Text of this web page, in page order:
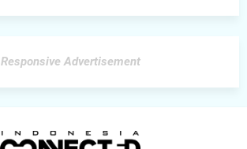
Responsive Advertisement